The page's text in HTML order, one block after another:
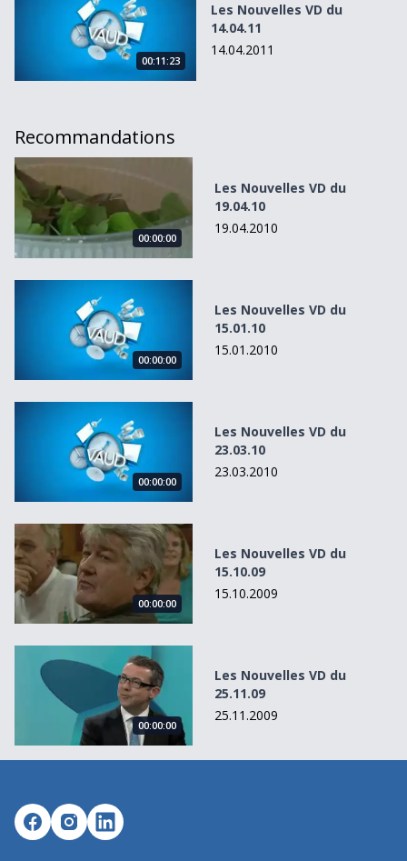
00:11:23
Les Nouvelles VD du
14.04.11
14.04.2011
Recommandations
Les Nouvelles VD du 19.04.10
00:00:00
Les Nouvelles VD du
19.04.10
19.04.2010
00:00:00
Les Nouvelles VD du
15.01.10
15.01.2010
00:00:00
Les Nouvelles VD du
23.03.10
23.03.2010
Les Nouvelles VD du 15.10.09
00:00:00
Les Nouvelles VD du
15.10.09
15.10.2009
Les Nouvelles VD du 25.11.09
00:00:00
Les Nouvelles VD du
25.11.09
25.11.2009